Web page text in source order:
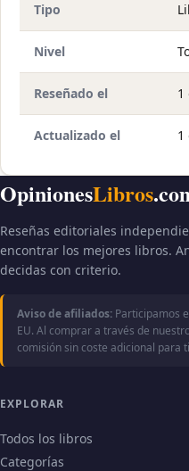
Tipo
Nivel
Reseñado el 1
Actualizado el 1
OpinionesLibros
Reseñas editoriales
encontrar los mejores libros.
decidas con criterio.
Aviso de afiliados: Participamos
EU. Al comprar a través de
comisión sin coste adicional para
EXPLORAR
Todos los libros
Categorías